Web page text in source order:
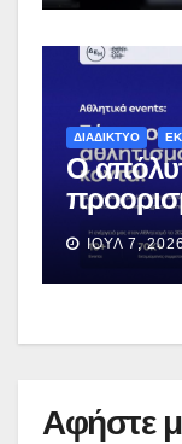
ΔΙΑΔΙΚΤΥΟ
Ο
ΙΟΎΛ 7, 2026
Αφήστε